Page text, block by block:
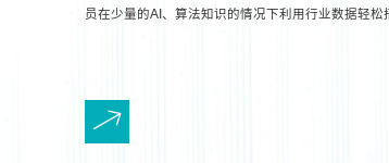
员在少量的AI、算法知识的情况下利用行业数据轻松